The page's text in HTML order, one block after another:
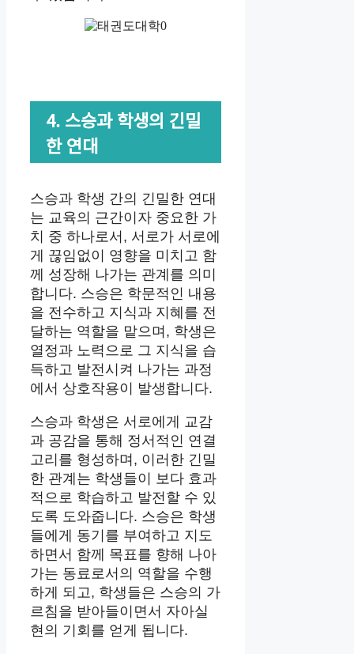
4. 스승과 학생의 긴밀
한 연대
스승과 학생 간의 긴밀한 연대
는 교육의 근간이자 중요한 가
치 중 하나로서, 서로가 서로에
게 끊임없이 영향을 미치고 함
께 성장해 나가는 관계를 의미
합니다. 스승은 학문적인 내용
을 전수하고 지식과 지혜를 전
달하는 역할을 맡으며, 학생은
열정과 노력으로 그 지식을 습
득하고 발전시켜 나가는 과정
에서 상호작용이 발생합니다.
스승과 학생은 서로에게 교감
과 공감을 통해 정서적인 연결
고리를 형성하며, 이러한 긴밀
한 관계는 학생들이 보다 효과
적으로 학습하고 발전할 수 있
도록 도와줍니다. 스승은 학생
들에게 동기를 부여하고 지도
하면서 함께 목표를 향해 나아
가는 동료로서의 역할을 수행
하게 되고, 학생들은 스승의 가
르침을 받아들이면서 자아실
현의 기회를 얻게 됩니다.